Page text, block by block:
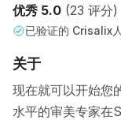
优秀 5.0 (23 评分)
已验证的 Crisalix
关于
现在就可以开始您
水平的审美专家在